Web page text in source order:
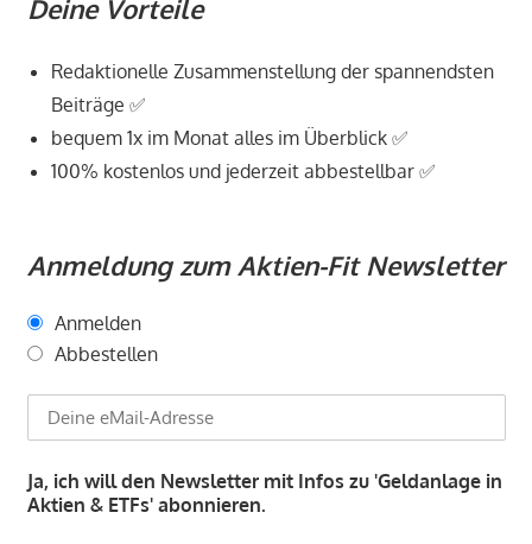
Deine Vorteile
Redaktionelle Zusammenstellung der spannendsten
Beiträge ✅
bequem 1x im Monat alles im Überblick ✅
100% kostenlos und jederzeit abbestellbar ✅
Anmeldung zum Aktien-Fit Newsletter
Anmelden
Abbestellen
Ja, ich will den Newsletter mit Infos zu 'Geldanlage in
Aktien & ETFs' abonnieren.